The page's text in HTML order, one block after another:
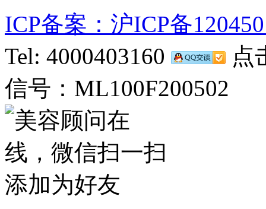
ICP备案：沪ICP备
Tel: 4000403160
点
信号：ML100F200502